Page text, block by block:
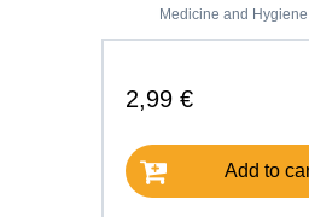
Medicine and Hygiene
2,99 €
Add to